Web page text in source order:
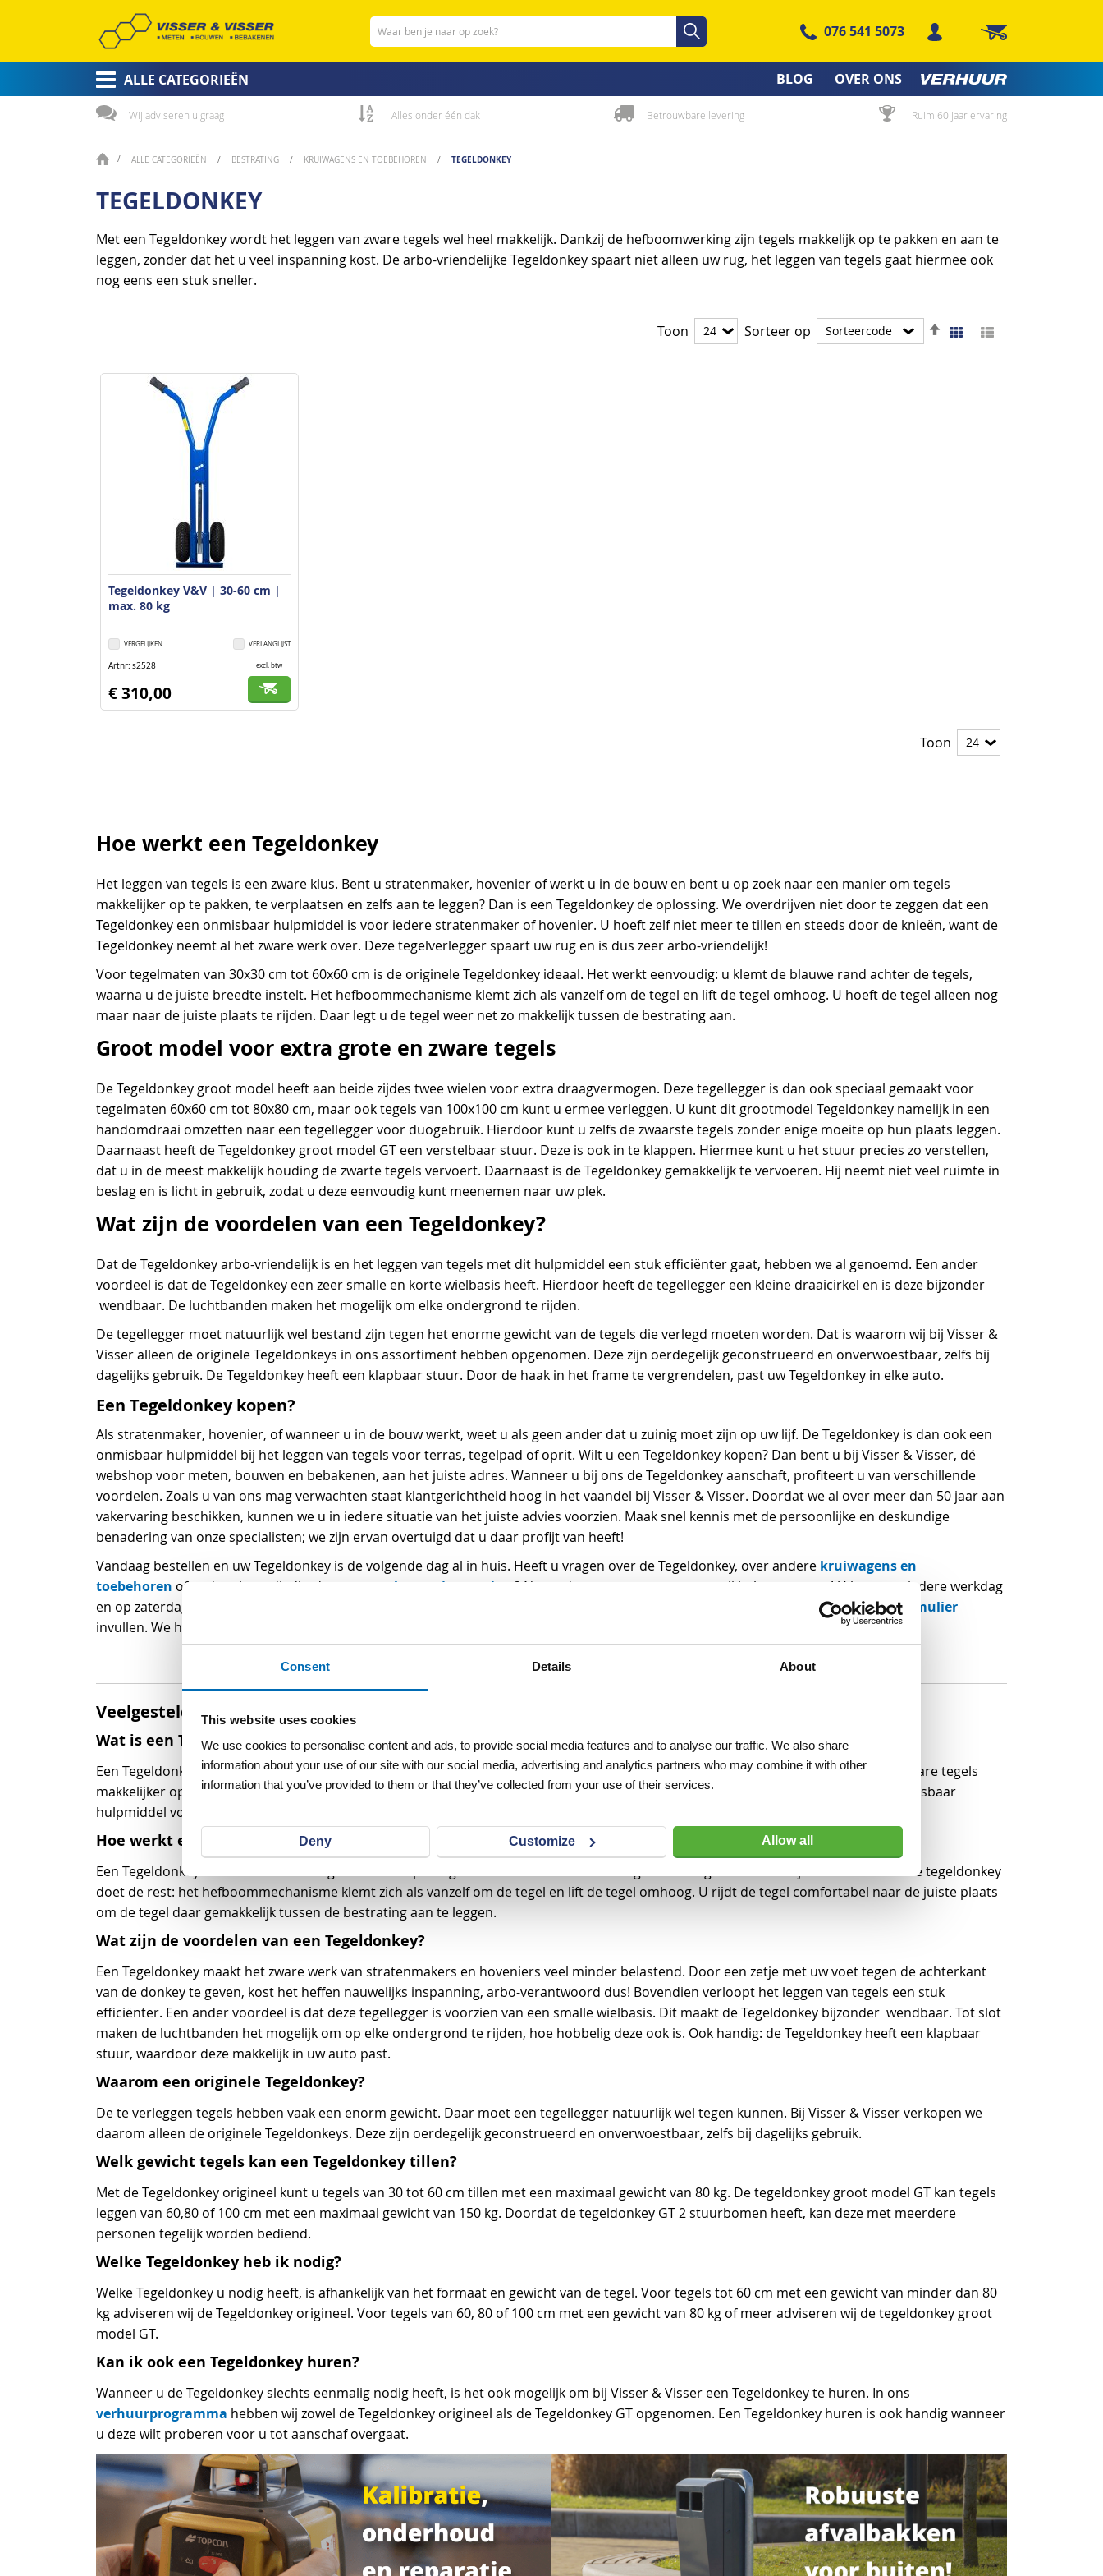
Consent Details About
This website uses cookies
We use cookies to personalise content and ads, to provide social media features and to analyse our traffic. We also share
information about your use of our site with our social media, advertising and analytics partners who may combine it with other
information that you’ve provided to them or that they’ve collected from your use of their services.
Deny Customize Allow all
Zoeken Zoeken
076 541 5073 Winkelwagen
ALLE CATEGORIEËN BLOG OVER ONS
Wij adviseren u graag Alles onder één dak Betrouwbare levering Ruim 60 jaar ervaring
ALLE CATEGORIEËN BESTRATING KRUIWAGENS EN TOEBEHOREN TEGELDONKEY
TEGELDONKEY
Met een Tegeldonkey wordt het leggen van zware tegels wel heel makkelijk. Dankzij de hefboomwerking zijn tegels makkelijk op te pakken en aan te
leggen, zonder dat het u veel inspanning kost. De arbo-vriendelijke Tegeldonkey spaart niet alleen uw rug, het leggen van tegels gaat hiermee ook
nog eens een stuk sneller.
Tonen
Foto-
tabel
Toon Sorteer op
Van
Tegeldonkey V&V | 30-60 cm |
max. 80 kg
VERLANGLIJST
VERGELIJKEN
Artnr s2528 excl. btw
€ 310,00
Toon
Hoe werkt een Tegeldonkey
Het leggen van tegels is een zware klus. Bent u stratenmaker, hovenier of werkt u in de bouw en bent u op zoek naar een manier om tegels
makkelijker op te pakken, te verplaatsen en zelfs aan te leggen? Dan is een Tegeldonkey de oplossing. We overdrijven niet door te zeggen dat een
Tegeldonkey een onmisbaar hulpmiddel is voor iedere stratenmaker of hovenier. U hoeft zelf niet meer te tillen en steeds door de knieën, want de
Tegeldonkey neemt al het zware werk over. Deze tegelverlegger spaart uw rug en is dus zeer arbo-vriendelijk!
Voor tegelmaten van 30x30 cm tot 60x60 cm is de originele Tegeldonkey ideaal. Het werkt eenvoudig: u klemt de blauwe rand achter de tegels,
waarna u de juiste breedte instelt. Het hefboommechanisme klemt zich als vanzelf om de tegel en lift de tegel omhoog. U hoeft de tegel alleen nog
maar naar de juiste plaats te rijden. Daar legt u de tegel weer net zo makkelijk tussen de bestrating aan.
Groot model voor extra grote en zware tegels
De Tegeldonkey groot model heeft aan beide zijdes twee wielen voor extra draagvermogen. Deze tegellegger is dan ook speciaal gemaakt voor
tegelmaten 60x60 cm tot 80x80 cm, maar ook tegels van 100x100 cm kunt u ermee verleggen. U kunt dit grootmodel Tegeldonkey namelijk in een
handomdraai omzetten naar een tegellegger voor duogebruik. Hierdoor kunt u zelfs de zwaarste tegels zonder enige moeite op hun plaats leggen.
Daarnaast heeft de Tegeldonkey groot model GT een verstelbaar stuur. Deze is ook in te klappen. Hiermee kunt u het stuur precies zo verstellen,
dat u in de meest makkelijk houding de zwarte tegels vervoert. Daarnaast is de Tegeldonkey gemakkelijk te vervoeren. Hij neemt niet veel ruimte in
beslag en is licht in gebruik, zodat u deze eenvoudig kunt meenemen naar uw plek.
Wat zijn de voordelen van een Tegeldonkey?
Dat de Tegeldonkey arbo-vriendelijk is en het leggen van tegels met dit hulpmiddel een stuk efficiënter gaat, hebben we al genoemd. Een ander
voordeel is dat de Tegeldonkey een zeer smalle en korte wielbasis heeft. Hierdoor heeft de tegellegger een kleine draaicirkel en is deze bijzonder
wendbaar. De luchtbanden maken het mogelijk om elke ondergrond te rijden.
De tegellegger moet natuurlijk wel bestand zijn tegen het enorme gewicht van de tegels die verlegd moeten worden. Dat is waarom wij bij Visser &
Visser alleen de originele Tegeldonkeys in ons assortiment hebben opgenomen. Deze zijn oerdegelijk geconstrueerd en onverwoestbaar, zelfs bij
dagelijks gebruik. De Tegeldonkey heeft een klapbaar stuur. Door de haak in het frame te vergrendelen, past uw Tegeldonkey in elke auto.
Een Tegeldonkey kopen?
Als stratenmaker, hovenier, of wanneer u in de bouw werkt, weet u als geen ander dat u zuinig moet zijn op uw lijf. De Tegeldonkey is dan ook een
onmisbaar hulpmiddel bij het leggen van tegels voor terras, tegelpad of oprit. Wilt u een Tegeldonkey kopen? Dan bent u bij Visser & Visser, dé
webshop voor meten, bouwen en bebakenen, aan het juiste adres. Wanneer u bij ons de Tegeldonkey aanschaft, profiteert u van verschillende
voordelen. Zoals u van ons mag verwachten staat klantgerichtheid hoog in het vaandel bij Visser & Visser. Doordat we al over meer dan 50 jaar aan
vakervaring beschikken, kunnen we u in iedere situatie van het juiste advies voorzien. Maak snel kennis met de persoonlijke en deskundige
benadering van onze specialisten; we zijn ervan overtuigd dat u daar profijt van heeft!
Vandaag bestellen en uw Tegeldonkey is de volgende dag al in huis. Heeft u vragen over de Tegeldonkey, over andere kruiwagens en
toebehoren of andere benodigdheden voor uw bestratingsproject ? Neem dan contact met ons op, wij helpen u graag! U kunt ons iedere werkdag
en op zaterdagochtend bereiken op
of ons onlinecontactformulier
invullen. We horen graag van u!
Veelgestelde vragen:
Wat is een Tegeldonkey?
Een Tegeldonkey is een tegelverlegger die het werk van stratenmakers of hoveniers aanzienlijk verlicht. Met de Tegeldonkey kunt u zware tegels
makkelijker oppakken, verplaatsen en aanleggen. Deze tegelverlegger spaart uw rug en is dus zeer arbo-vriendelijk. Kortom; een onmisbaar
hulpmiddel voor elke stratenmaker of hovenier.
Hoe werkt een Tegeldonkey
Een Tegeldonkey werkt heel eenvoudig: u klemt simpelweg de blauwe rand achter de tegels. Vervolgens stelt u de juiste breedte in. De tegeldonkey
doet de rest: het hefboommechanisme klemt zich als vanzelf om de tegel en lift de tegel omhoog. U rijdt de tegel comfortabel naar de juiste plaats
om de tegel daar gemakkelijk tussen de bestrating aan te leggen.
Wat zijn de voordelen van een Tegeldonkey?
Een Tegeldonkey maakt het zware werk van stratenmakers en hoveniers veel minder belastend. Door een zetje met uw voet tegen de achterkant
van de donkey te geven, kost het heffen nauwelijks inspanning, arbo-verantwoord dus! Bovendien verloopt het leggen van tegels een stuk
efficiënter. Een ander voordeel is dat deze tegellegger is voorzien van een smalle wielbasis. Dit maakt de Tegeldonkey bijzonder wendbaar. Tot slot
maken de luchtbanden het mogelijk om op elke ondergrond te rijden, hoe hobbelig deze ook is. Ook handig: de Tegeldonkey heeft een klapbaar
stuur, waardoor deze makkelijk in uw auto past.
Waarom een originele Tegeldonkey?
De te verleggen tegels hebben vaak een enorm gewicht. Daar moet een tegellegger natuurlijk wel tegen kunnen. Bij Visser & Visser verkopen we
daarom alleen de originele Tegeldonkeys. Deze zijn oerdegelijk geconstrueerd en onverwoestbaar, zelfs bij dagelijks gebruik.
Welk gewicht tegels kan een Tegeldonkey tillen?
Met de Tegeldonkey origineel kunt u tegels van 30 tot 60 cm tillen met een maximaal gewicht van 80 kg. De tegeldonkey groot model GT kan tegels
leggen van 60,80 of 100 cm met een maximaal gewicht van 150 kg. Doordat de tegeldonkey GT 2 stuurbomen heeft, kan deze met meerdere
personen tegelijk worden bediend.
Welke Tegeldonkey heb ik nodig?
Welke Tegeldonkey u nodig heeft, is afhankelijk van het formaat en gewicht van de tegel. Voor tegels tot 60 cm met een gewicht van minder dan 80
kg adviseren wij de Tegeldonkey origineel. Voor tegels van 60, 80 of 100 cm met een gewicht van 80 kg of meer adviseren wij de tegeldonkey groot
model GT.
Kan ik ook een Tegeldonkey huren?
Wanneer u de Tegeldonkey slechts eenmalig nodig heeft, is het ook mogelijk om bij Visser & Visser een Tegeldonkey te huren. In ons
verhuurprogramma hebben wij zowel de Tegeldonkey origineel als de Tegeldonkey GT opgenomen. Een Tegeldonkey huren is ook handig wanneer
u deze wilt proberen voor u tot aanschaf overgaat.